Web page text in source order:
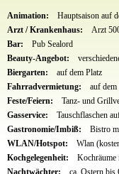
Animation:
Hauptsaison auf
Arzt / Krankenhaus:
Arzt
Bar:
Pub Sealord
Beauty-Angebot:
Biergarten:
auf dem Platz
Fahrradvermietung:
auf dem
Feste/Feiern:
Tanz- und
Gasservice:
Tauschflaschen
Gastronomie/Imbiß:
Bistro
WLAN/Hotspot:
Wlan
Kochgelegenheit:
Kochräume
Nachtwächter:
ca. Ostern